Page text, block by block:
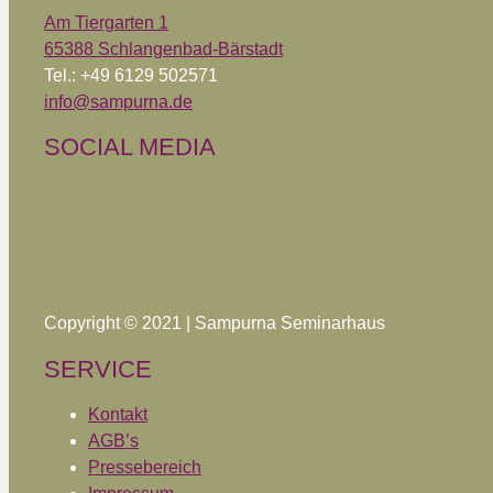
Am Tiergarten 1
65388 Schlangenbad-Bärstadt
Tel.: +49 6129 502571
info@sampurna.de
SOCIAL MEDIA
Copyright © 2021 | Sampurna Seminarhaus
SERVICE
Kontakt
AGB’s
Pressebereich